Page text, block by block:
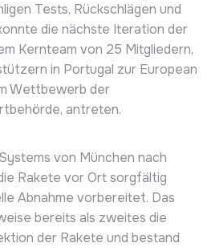
Tests, Rückschlägen und
die nächste Iteration der
Kernteam von 25 Mitgliedern,
in Portugal zur European
Wettbewerb der
antreten.
von München nach
Rakete vor Ort sorgfältig
Abnahme vorbereitet. Das
bereits als zweites die
der Rakete und bestand